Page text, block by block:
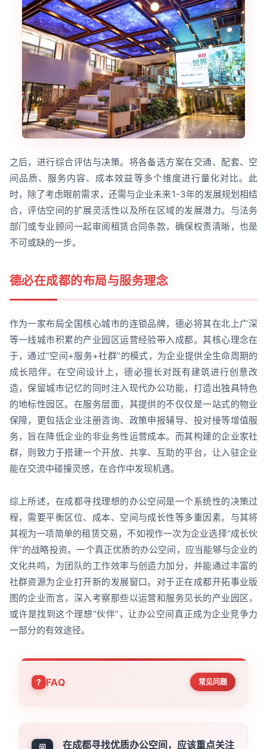
之后，进行综合评估与决策。将各备选方案在交通、配套、空
间品质、服务内容、成本效益等多个维度进行量化对比。此
时，除了考虑眼前需求，还需与企业未来1-3年的发展规划相结
合，评估空间的扩展灵活性以及所在区域的发展潜力。与法务
部门或专业顾问一起审阅租赁合同条款，确保权责清晰，也是
不可或缺的一步。
德必在成都的布局与服务理念
作为一家布局全国核心城市的连锁品牌，德必将其在北上广深
等一线城市积累的产业园区运营经验带入成都。其核心理念在
于，通过“空间+服务+社群”的模式，为企业提供全生命周期的
成长陪伴。在空间设计上，德必擅长对既有建筑进行创意改
造，保留城市记忆的同时注入现代办公功能，打造出独具特色
的地标性园区。在服务层面，其提供的不仅仅是一站式的物业
保障，更包括企业注册咨询、政策申报辅导、投对接等增值服
务，旨在降低企业的非业务性运营成本。而其构建的企业家社
群，则致力于搭建一个开放、共享、互助的平台，让入驻企业
能在交流中碰撞灵感，在合作中发现机遇。
综上所述，在成都寻找理想的办公空间是一个系统性的决策过
程，需要平衡区位、成本、空间与成长性等多重因素。与其将
其视为一项简单的租赁交易，不如视作一次为企业选择“成长伙
伴”的战略投资。一个真正优质的办公空间，应当能够与企业的
文化共鸣，为团队的工作效率与创造力加分，并能通过丰富的
社群资源为企业打开新的发展窗口。对于正在成都开拓事业版
图的企业而言，深入考察那些以运营和服务见长的产业园区，
或许是找到这个理想“伙伴”，让办公空间真正成为企业竞争力
一部分的有效途径。
FAQ 常见问题
在成都寻找优质办公空间，应该重点关注